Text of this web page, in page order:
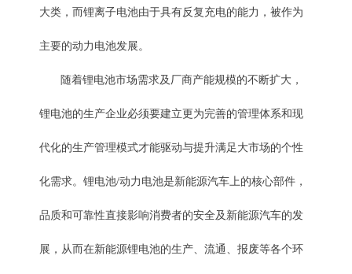
大类，而锂离子电池由于具有反复充电的能力，被作为
主要的动力电池发展。
随着锂电池市场需求及厂商产能规模的不断扩大，
锂电池的生产企业必须要建立更为完善的管理体系和现
代化的生产管理模式才能驱动与提升满足大市场的个性
化需求。锂电池/动力电池是新能源汽车上的核心部件，
品质和可靠性直接影响消费者的安全及新能源汽车的发
展，从而在新能源锂电池的生产、流通、报废等各个环